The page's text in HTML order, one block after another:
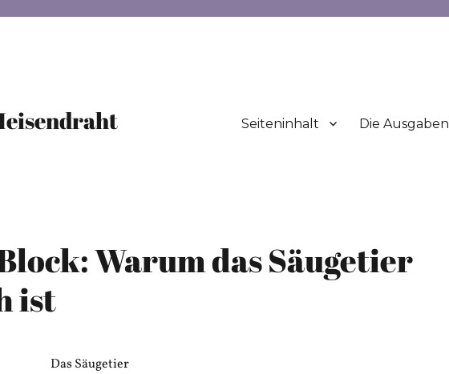
Seiteninhalt Die Ausgaben
Warum das Säugetier
ist
Das Säugetier